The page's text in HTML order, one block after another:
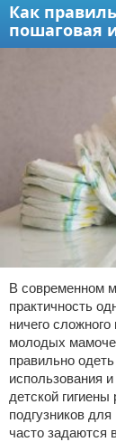
Как
пошаговая
В современном
практичность
ничего
молодых
правильно
использования
детской
подгузников
часто задаются